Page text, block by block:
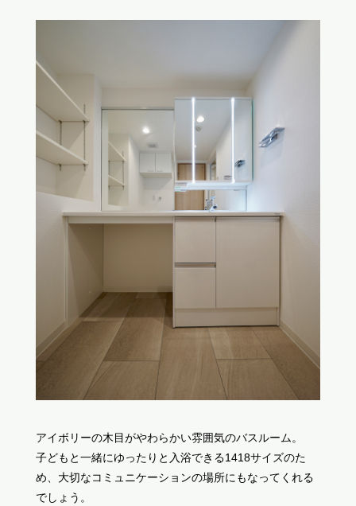
アイボリーの木目がやわらかい雰囲気のバスルーム。
子どもと一緒にゆったりと入浴できる1418サイズのた
め、大切なコミュニケーションの場所にもなってくれる
でしょう。